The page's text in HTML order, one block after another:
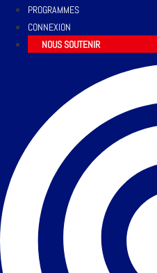
PROGRAMMES
CONNEXION
NOUS SOUTENIR